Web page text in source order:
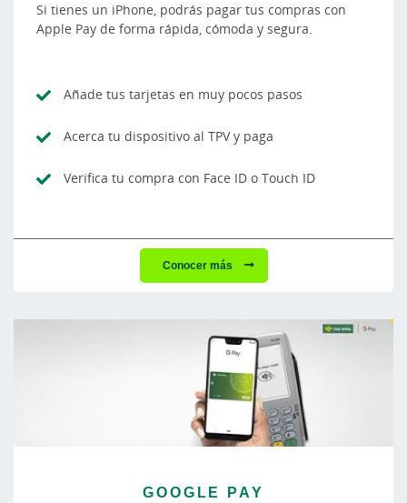
Si tienes un iPhone, podrás pagar tus compras con
Apple Pay de forma rápida, cómoda y segura.
Añade tus tarjetas en muy pocos pasos
Acerca tu dispositivo al TPV y paga
Verifica tu compra con Face ID o Touch ID
Conocer más
GOOGLE PAY